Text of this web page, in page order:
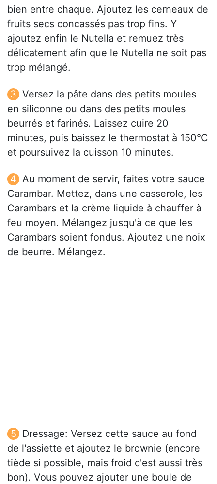
bien entre chaque. Ajoutez les cerneaux de
fruits secs concassés pas trop fins. Y
ajoutez enfin le Nutella et remuez très
délicatement afin que le Nutella ne soit pas
trop mélangé.
Versez la pâte dans des petits moules
en siliconne ou dans des petits moules
beurrés et farinés. Laissez cuire 20
minutes, puis baissez le thermostat à 150°C
et poursuivez la cuisson 10 minutes.
Au moment de servir, faites votre sauce
Carambar. Mettez, dans une casserole, les
Carambars et la crème liquide à chauffer à
feu moyen. Mélangez jusqu'à ce que les
Carambars soient fondus. Ajoutez une noix
de beurre. Mélangez.
Dressage: Versez cette sauce au fond
de l'assiette et ajoutez le brownie (encore
tiède si possible, mais froid c'est aussi très
bon). Vous pouvez ajouter une boule de